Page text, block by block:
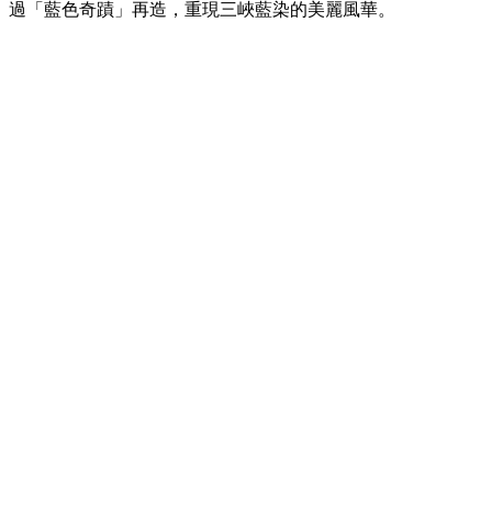
過「藍色奇蹟」再造，重現三峽藍染的美麗風華。